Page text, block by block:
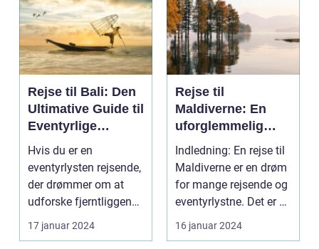
Rejse til Bali: Den
Ultimative Guide til
Eventyrlige
Rejsende
Hvis du er en
eventyrlysten rejsende,
der drømmer om at
udforske fjerntliggende
og eksotiske destina...
17 januar 2024
Rejse til
Maldiverne: En
uforglemmelig
oplevelse
Indledning: En rejse til
Maldiverne er en drøm
for mange rejsende og
eventyrlystne. Det er et
paradi...
16 januar 2024